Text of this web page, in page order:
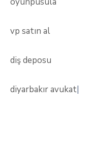
vp satın al
diş deposu
diyarbakır avukat|